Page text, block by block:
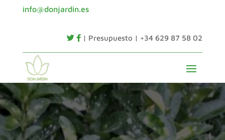
info@donjardin.es
| Presupuesto | +34 629 87 58 02